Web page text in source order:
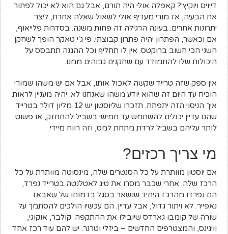
דייויס ויוקיץ'? קאפלה אולי היה תורם, אבל גם הוא לא יכול לפתור
את הבעיה, אז מורי מעדיף אולי לשאול שאלה אחרת, ליצר
יתרונות אחרים. בעונה הרגילה זה פחות משנה. בסדרות פלייאוף,
אם וכאשר, הפתרון יהיה פתרון קבוצתי. פי ג'י טאקר הופך לשחקן
השני הכי חשוב ברוקטס. אין לו תחליף וכל ההגנה תתבסס על
היכולות שלו להתמודד עם שחקנים גבוהים ממנו.
אין ספק שזה טרייד שקשה לאכול אותו, אבל אם יש משהו שמורי
הוכיח עד היום זה שהוא יודע משהו שאנחנו לא. יהיה מעניין לראות
איך הניסוי הזה יתפתח. תזכרו שליוסטון יש 12 מליון דולר בטרייד
שהם עדיין יכולים להשתמש עד חמישי בשביל להתחזק, או פשוט
לותר עליהם בשביל לרדת מתחת למס, וזה רווח מיידי.
מי צריך רכזים?
אם יוסטון מוותרת על כל הסנטרים שלה, מינסוטה מוותרת על כל
הרכז שלה. אחרי שכבר מסרו את טיג לאטלנטה בטרייד נפרד,
הם נפרדו מהרכז היחיד שנשאר בסגל בדמותו של שאבאז
נאפייר. לא ויתור גדול, אבל עדיין. הם עכשיו הולכים להסתמך על
שורה של קומבו גארדס שיובילו את ההתקפה: קולבר, אוקוגי,
וויגינס, והמצטרפים החדשים – ביזלי וטרנר. יש להם עוד רכז אחד